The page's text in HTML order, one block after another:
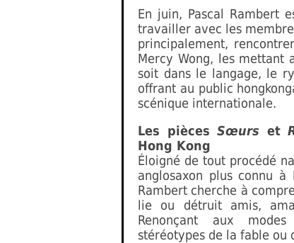
En juin, Pascal Rambert
travailler avec les
principalement,
Mercy Wong, les mettant
soit dans le langage, le
offrant au public
scénique internationale.
Les pièces Sœurs et
Hong Kong
Éloigné de tout procédé
anglosaxon plus connu à
Rambert cherche à
lie ou détruit amis,
Renonçant aux
stéréotypes de la fable ou